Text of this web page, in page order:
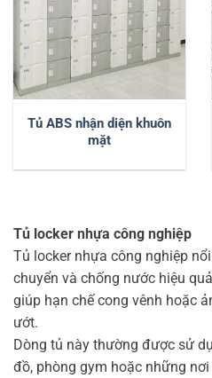
Tủ ABS nhận diện khuôn
mặt
Tủ locker nhựa công nghiệp
Tủ locker nhựa công nghiệp
chuyển và chống nước hiệu
giúp hạn chế cong vênh hoặc
ướt.
Dòng tủ này thường được sử
đồ, phòng gym hoặc những